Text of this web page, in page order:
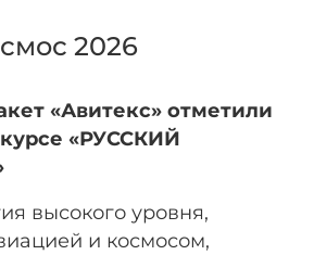
2026
«Авитекс» отметили
«РУССКИЙ
высокого уровня,
и космосом,